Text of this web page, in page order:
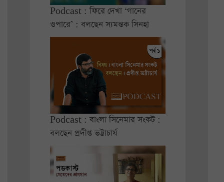
Podcast : ফিরে দেখা ‘গানের
ওপারে’ : বলছেন স্যমন্তক সিনহা
Podcast : বাংলা সিনেমার সংকট :
বলছেন প্রদীপ্ত ভট্টাচার্য